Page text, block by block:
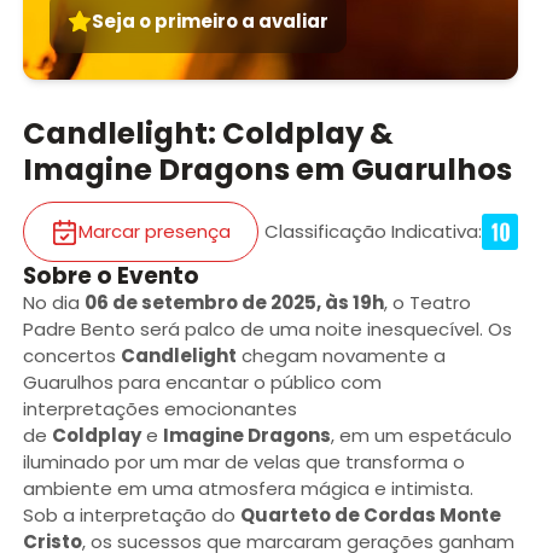
Seja o primeiro a avaliar
Candlelight: Coldplay &
Imagine Dragons em Guarulhos
Marcar presença Classificação Indicativa:
Sobre o Evento
No dia 06 de setembro de 2025, às 19h, o Teatro
Padre Bento será palco de uma noite inesquecível. Os
concertos Candlelight chegam novamente a
Guarulhos para encantar o público com
interpretações emocionantes
de Coldplaye Imagine Dragons, em um espetáculo
iluminado por um mar de velas que transforma o
ambiente em uma atmosfera mágica e intimista.
Sob a interpretação do Quarteto de Cordas Monte
Cristo, os sucessos que marcaram gerações ganham